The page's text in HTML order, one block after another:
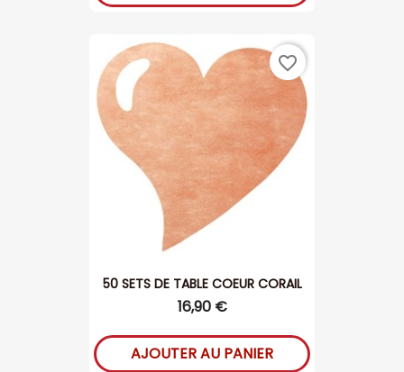
50 SETS DE TABLE COEUR CORAIL
16,90 €
AJOUTER AU PANIER
favorite_border